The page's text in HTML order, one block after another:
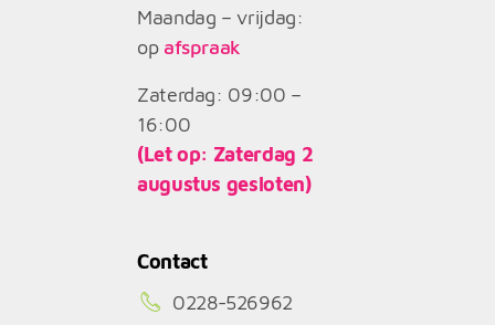
Maandag – vrijdag:
op afspraak
Zaterdag: 09:00 –
16:00
(Let op: Zaterdag 2
augustus gesloten)
Contact
0228-526962